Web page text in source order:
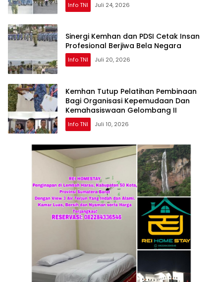
Info TNI Juli 24, 2026
Sinergi Kemhan dan PDSI Cetak Insan
Profesional Berjiwa Bela Negara
Info TNI Juli 20, 2026
Kemhan Tutup Pelatihan Pembinaan
Bagi Organisasi Kepemudaan Dan
Kemahasiswaan Gelombang II
Info TNI Juli 10, 2026